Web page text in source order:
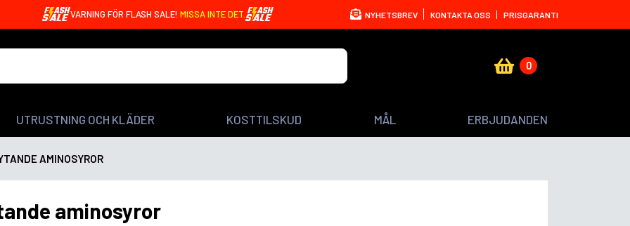
VARNING FÖR FLASH SALE! MISSA INTE DET. NYHETSBREV KONTAKTA OSS PRISGARANTI
0
UTRUSTNING OCH KLÄDER KOSTTILSKUD MÅL ERBJUDANDEN
AMINOSYROR
aminosyror